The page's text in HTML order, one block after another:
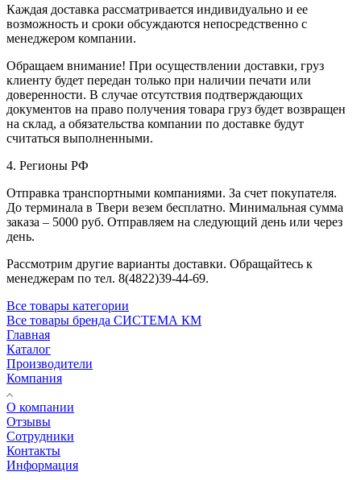
Каждая доставка рассматривается индивидуально и ее
возможность и сроки обсуждаются непосредственно с
менеджером компании.
Обращаем внимание! При осуществлении доставки, груз
клиенту будет передан только при наличии печати или
доверенности. В случае отсутствия подтверждающих
документов на право получения товара груз будет возвращен
на склад, а обязательства компании по доставке будут
считаться выполненными.
4. Регионы РФ
Отправка транспортными компаниями. За счет покупателя.
До терминала в Твери везем бесплатно. Минимальная сумма
заказа – 5000 руб. Отправляем на следующий день или через
день.
Рассмотрим другие варианты доставки. Обращайтесь к
менеджерам по тел. 8(4822)39-44-69.
Все товары категории
Все товары бренда СИСТЕМА КМ
Главная
Каталог
Производители
Компания
О компании
Отзывы
Сотрудники
Контакты
Информация